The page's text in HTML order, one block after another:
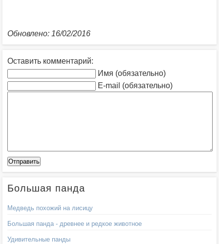
Обновлено: 16/02/2016
Оставить комментарий:
Имя (обязательно)
E-mail (обязательно)
Большая панда
Медведь похожий на лисицу
Большая панда - древнее и редкое животное
Удивительные панды